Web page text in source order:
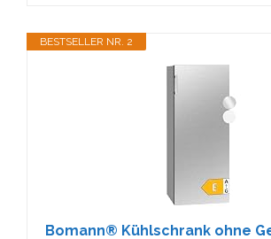
BESTSELLER NR. 2
Bomann® Kühlschrank ohne